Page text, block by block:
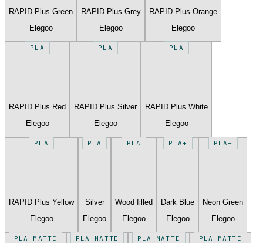
RAPID Plus Green
Elegoo
RAPID Plus Grey
Elegoo
RAPID Plus Orange
Elegoo
PLA
RAPID Plus Red
Elegoo
PLA
RAPID Plus Silver
Elegoo
PLA
RAPID Plus White
Elegoo
PLA
RAPID Plus Yellow
Elegoo
PLA
Silver
Elegoo
PLA
Wood filled
Elegoo
PLA+
Dark Blue
Elegoo
PLA+
Neon Green
Elegoo
PLA MATTE PLA MATTE PLA MATTE PLA MATTE